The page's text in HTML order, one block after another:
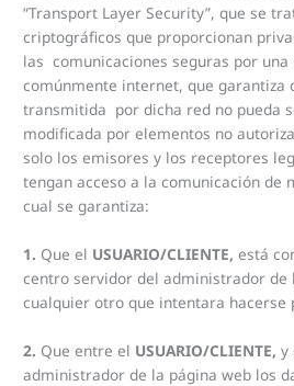
“Transport Layer Security”, que se
criptográficos que proporcionan
las comunicaciones seguras por una
comúnmente internet, que garantiza
transmitida por dicha red no pueda
modificada por elementos no
solo los emisores y los receptores
tengan acceso a la comunicación de
cual se garantiza:
1. Que el USUARIO/CLIENTE,está
centro servidor del administrador de
cualquier otro que intentara hacerse
2. Que entre el USUARIO/CLIENTE, y
administrador de la página web los